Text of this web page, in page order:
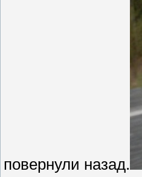
повернули назад.